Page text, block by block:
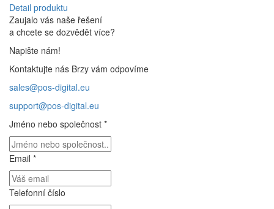
Detail produktu
Zaujalo vás naše řešení
a chcete se dozvědět více?
Napište nám!
Kontaktujte nás Brzy vám odpovíme
sales@pos-digital.eu
support@pos-digital.eu
Jméno nebo společnost *
Email *
Telefonní číslo